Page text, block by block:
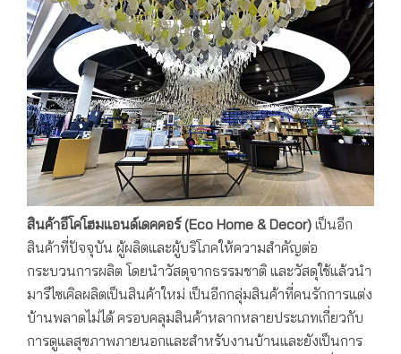
สินค้าอีโค่โฮมแอนด์เดคคอร์ (Eco Home & Decor) เป็นอีก
สินค้าที่ปัจจุบัน ผู้ผลิตและผู้บริโภคให้ความสำคัญต่อ
กระบวนการผลิต โดยนำวัสดุจากธรรมชาติ และวัสดุใช้แล้วนำ
มารีไซเคิลผลิตเป็นสินค้าใหม่ เป็นอีกกลุ่มสินค้าที่คนรักการแต่ง
บ้านพลาดไม่ได้ ครอบคลุมสินค้าหลากหลายประเภทเกี่ยวกับ
การดูแลสุขภาพภายนอกและสำหรับงานบ้านและยังเป็นการ